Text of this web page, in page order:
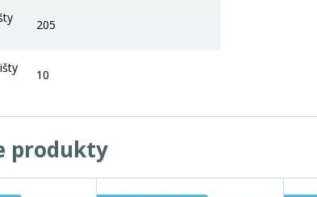
205
10
produkty